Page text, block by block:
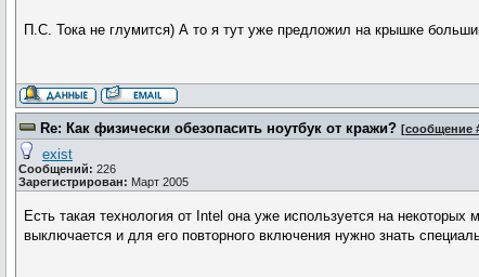
П.С. Тока не глумится) А то я тут уже предложил на крышке
Re: Как физически обезопасить ноутбук от кражи? [сообщение
exist
Сообщений: 226
Зарегистрирован: Март 2005
Есть такая технология от Intel она уже используется на
выключается и для его повторного включения нужно знать